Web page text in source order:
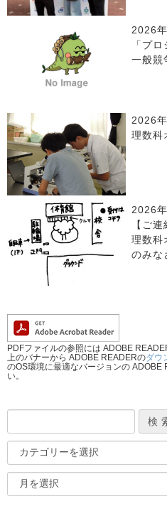
2026
「プ
一般競
2026
理数科
2026
【ご
理数科
のみな
PDFファイルの参照には ADOBE
上のバナーから ADOBE READERのダウ
のOS環境に最適なバージョンの ADOBE
い。